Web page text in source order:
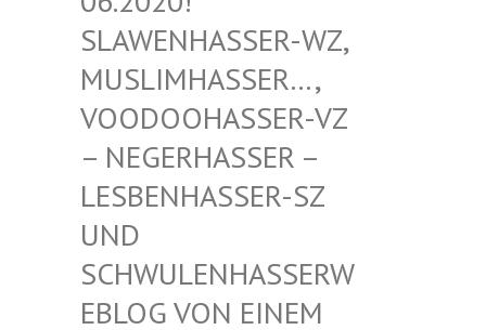
WENHASSER-WZ, MUS
LIMHASSER…, VOO
DOOHASSER-VZ – N
EGERHASSER – LES
BENHASSER-SZ UND
SCH
WULENHASSERWEBL
OG VON EINEM SCH